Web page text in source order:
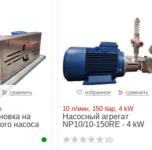
сравнить
на
насоса
избранное сравнить
10 л/мин, 150 бар, 4 kW
Насосный агрегат
NP10/10-150RE - 4 kW
(0)